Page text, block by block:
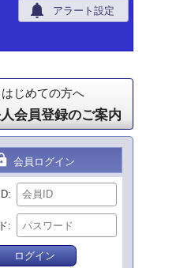
notifications アラート設定
はじめての方へ
会員登録のご案内
会員ログイン
ID
ログイン